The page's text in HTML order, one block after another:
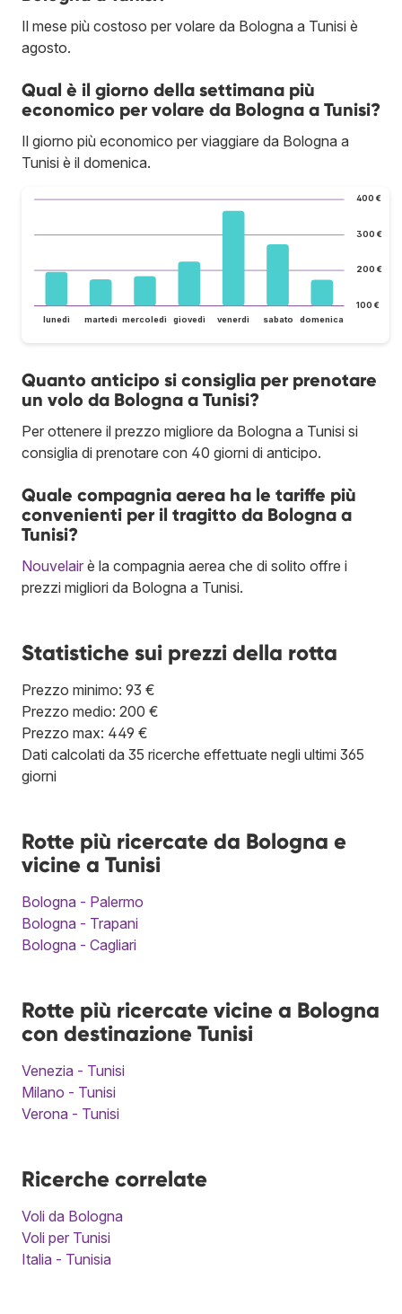
Il mese più costoso per volare da Bologna a Tunisi è
agosto.
Qual è il giorno della settimana più
economico per volare da Bologna a Tunisi?
Il giorno più economico per viaggiare da Bologna a
Tunisi è il domenica.
100 €
200 €
300 €
400 €
lunedì martedì mercoledì giovedì venerdì sabato domenica
Quanto anticipo si consiglia per prenotare
un volo da Bologna a Tunisi?
Per ottenere il prezzo migliore da Bologna a Tunisi si
consiglia di prenotare con 40 giorni di anticipo.
Quale compagnia aerea ha le tariffe più
convenienti per il tragitto da Bologna a
Tunisi?
Nouvelair è la compagnia aerea che di solito offre i
prezzi migliori da Bologna a Tunisi.
Statistiche sui prezzi della rotta
Prezzo minimo: 93 €
Prezzo medio: 200 €
Prezzo max: 449 €
Dati calcolati da 35 ricerche effettuate negli ultimi 365
giorni
Rotte più ricercate da Bologna e
vicine a Tunisi
Bologna - Palermo
Bologna - Trapani
Bologna - Cagliari
Rotte più ricercate vicine a Bologna
con destinazione Tunisi
Venezia - Tunisi
Milano - Tunisi
Verona - Tunisi
Ricerche correlate
Voli da Bologna
Voli per Tunisi
Italia - Tunisia